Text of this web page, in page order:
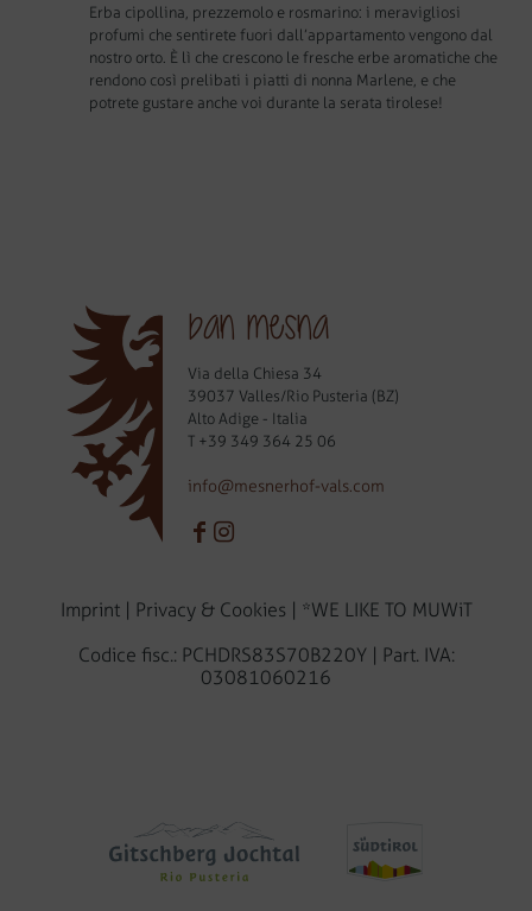
Erba cipollina, prezzemolo e rosmarino: i meravigliosi
profumi che sentirete fuori dall’appartamento vengono dal
nostro orto. È lì che crescono le fresche erbe aromatiche che
rendono così prelibati i piatti di nonna Marlene, e che
potrete gustare anche voi durante la serata tirolese!
ban mesna
Via della Chiesa 34
39037 Valles/Rio Pusteria (BZ)
Alto Adige - Italia
T +39 349 364 25 06
info@mesnerhof-vals.com
Imprint| Privacy & Cookies | *WE LIKE TO MUWiT
Codice fisc.: PCHDRS83S70B220Y | Part. IVA:
03081060216